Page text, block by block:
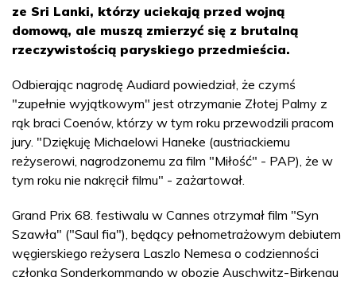
ze Sri Lanki, którzy uciekają przed wojną
domową, ale muszą zmierzyć się z brutalną
rzeczywistością paryskiego przedmieścia.
Odbierając nagrodę Audiard powiedział, że czymś
"zupełnie wyjątkowym" jest otrzymanie Złotej Palmy z
rąk braci Coenów, którzy w tym roku przewodzili pracom
jury. "Dziękuję Michaelowi Haneke (austriackiemu
reżyserowi, nagrodzonemu za film "Miłość" - PAP), że w
tym roku nie nakręcił filmu" - zażartował.
Grand Prix 68. festiwalu w Cannes otrzymał film "Syn
Szawła" ("Saul fia"), będący pełnometrażowym debiutem
węgierskiego reżysera Laszlo Nemesa o codzienności
członka Sonderkommando w obozie Auschwitz-Birkenau